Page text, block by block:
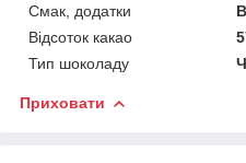
Смак, додатки
Відсоток какао
Тип шоколаду
Приховати